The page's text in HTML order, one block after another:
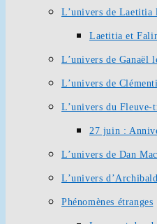
L’univers de Laetitia
Laetitia et
L’univers de Ganaël
L’univers de
L’univers du Fleuve-
27 juin :
L’univers de Dan
L’univers
Phénomènes étranges